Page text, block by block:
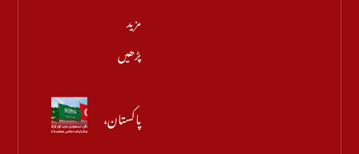
مزید
پڑھیں
پاکستان،